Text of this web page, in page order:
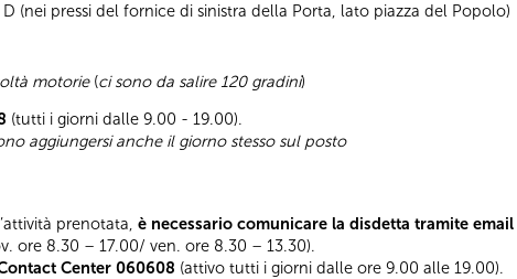
(nei pressi del fornice di sinistra della Porta, lato piazza del Popolo)
motorie(ci sono da salire 120 gradini)
(tutti i giorni dalle 9.00 - 19.00).
aggiungersi anche il giorno stesso sul posto
prenotata, è necessario comunicare la disdetta tramite email
ore 8.30 – 17.00/ ven. ore 8.30 – 13.30).
Center 060608 (attivo tutti i giorni dalle ore 9.00 alle 19.00).